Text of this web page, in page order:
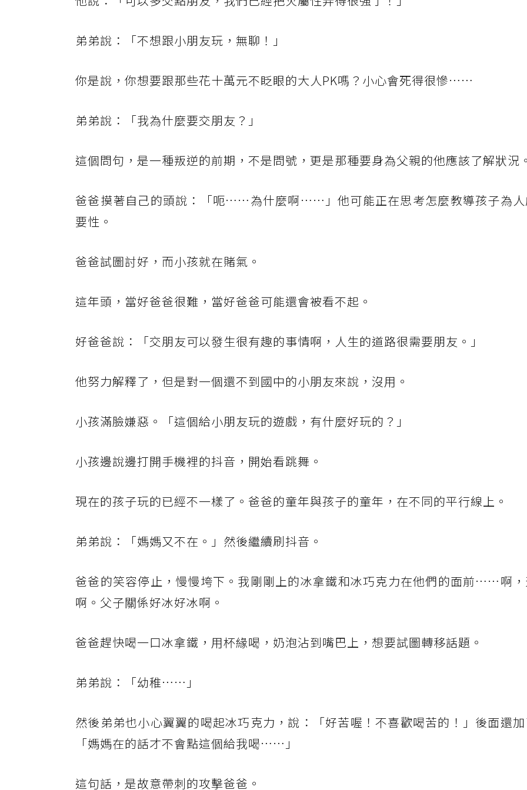
弟弟說：「不想跟小朋友玩，無聊！」
你是說，你想要跟那些花十萬元不眨眼的大人PK嗎？小心會死得很慘……
弟弟說：「我為什麼要交朋友？」
這個問句，是一種叛逆的前期，不是問號，更是那種要身為父親的他應該了解狀況。
爸爸摸著自己的頭說：「呃……為什麼啊……」他可能正在思考怎麼教導孩子為人
要性。
爸爸試圖討好，而小孩就在賭氣。
這年頭，當好爸爸很難，當好爸爸可能還會被看不起。
好爸爸說：「交朋友可以發生很有趣的事情啊，人生的道路很需要朋友。」
他努力解釋了，但是對一個還不到國中的小朋友來說，沒用。
小孩滿臉嫌惡。「這個給小朋友玩的遊戲，有什麼好玩的？」
小孩邊說邊打開手機裡的抖音，開始看跳舞。
現在的孩子玩的已經不一樣了。爸爸的童年與孩子的童年，在不同的平行線上。
弟弟說：「媽媽又不在。」然後繼續刷抖音。
爸爸的笑容停止，慢慢垮下。我剛剛上的冰拿鐵和冰巧克力在他們的面前……啊
啊。父子關係好冰好冰啊。
爸爸趕快喝一口冰拿鐵，用杯緣喝，奶泡沾到嘴巴上，想要試圖轉移話題。
弟弟說：「幼稚……」
然後弟弟也小心翼翼的喝起冰巧克力，說：「好苦喔！不喜歡喝苦的！」後面還加
「媽媽在的話才不會點這個給我喝……」
這句話，是故意帶刺的攻擊爸爸。